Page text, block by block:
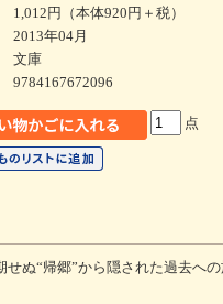
1,012円（本体920円＋税）
2013年04月
文庫
9784167672096
点
ぬ“帰郷”から隠された過去へ